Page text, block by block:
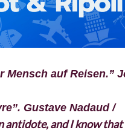
auf Reisen.”
Gustave Nadaud /
antidote, and I know